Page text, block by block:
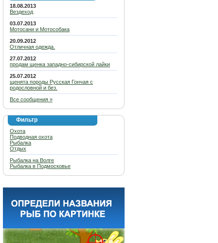
18.08.2013
Вездеход
03.07.2013
Мотосани и Мотособака
20.09.2012
Отличная одежда.
27.07.2012
продам щенка западно-сибирской лайки
25.07.2012
щенята породы Русская Гончая с
родословной и без.
Все сообщения »
Фильтр
Охота
Подводная охота
Рыбалка
Отдых
Рыбалка на Волге
Рыбалка в Подмосковье